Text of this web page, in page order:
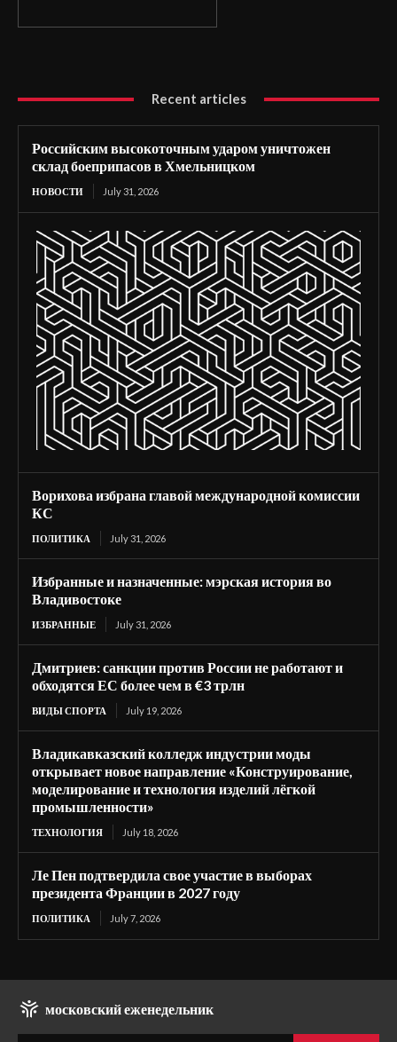
Recent articles
Российским высокоточным ударом уничтожен
склад боеприпасов в Хмельницком
НОВОСТИ July 31, 2026
Ворихова избрана главой международной комиссии
КС
ПОЛИТИКА July 31, 2026
Избранные и назначенные: мэрская история во
Владивостоке
ИЗБРАННЫЕ July 31, 2026
Дмитриев: санкции против России не работают и
обходятся ЕС более чем в €3 трлн
ВИДЫ СПОРТА July 19, 2026
Владикавказский колледж индустрии моды
открывает новое направление «Конструирование,
моделирование и технология изделий лёгкой
промышленности»
ТЕХНОЛОГИЯ July 18, 2026
Ле Пен подтвердила свое участие в выборах
президента Франции в 2027 году
ПОЛИТИКА July 7, 2026
московский еженедельник